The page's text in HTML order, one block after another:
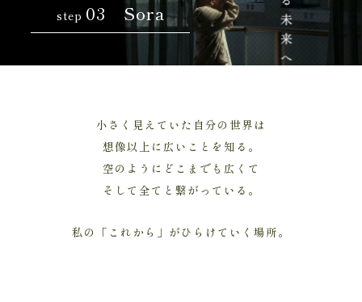
step 03 Sora
小さく見えていた自分の世界は
想像以上に広いことを知る。
空のようにどこまでも広くて
そして全てと繋がっている。
私の「これから」がひらけていく場所。